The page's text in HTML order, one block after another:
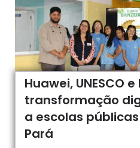
Huawei, UNESCO
transformação
a escolas
Pará